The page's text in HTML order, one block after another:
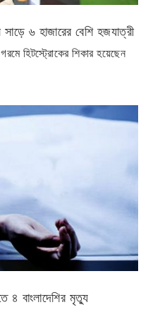
৬ হাজারের বেশি হজযাত্রী
হিটস্ট্রোকের শিকার হয়েছেন
৪ বাংলাদেশির মৃত্যু